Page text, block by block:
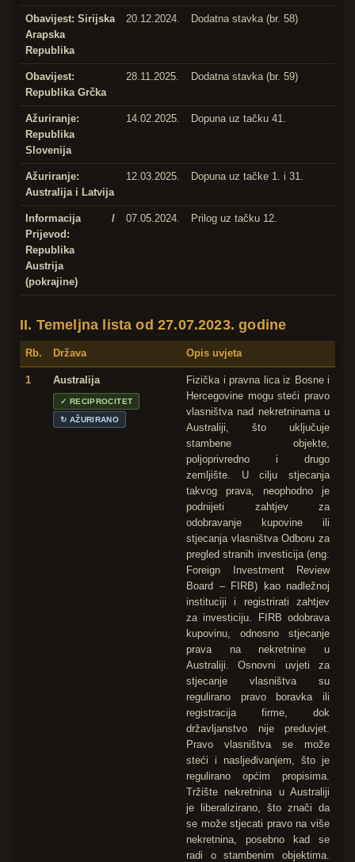
Obavijest: Sirijska
Arapska
Republika
20.12.2024. Dodatna stavka (br. 58)
Obavijest:
Republika Grčka
28.11.2025. Dodatna stavka (br. 59)
Ažuriranje:
Republika
Slovenija
14.02.2025. Dopuna uz tačku 41.
Ažuriranje:
Australija i Latvija
12.03.2025. Dopuna uz tačke 1. i 31.
Informacija /
Prijevod:
Republika
Austrija
(pokrajine)
07.05.2024. Prilog uz tačku 12.
II. Temeljna lista od 27.07.2023. godine
Rb. Država Opis uvjeta
1 Australija
✓ RECIPROCITET
↻ AŽURIRANO
Fizička i pravna lica iz Bosne i
Hercegovine mogu steći pravo
vlasništva nad nekretninama u
Australiji, što uključuje
stambene objekte,
poljoprivredno i drugo
zemljište. U cilju stjecanja
takvog prava, neophodno je
podnijeti zahtjev za
odobravanje kupovine ili
stjecanja vlasništva Odboru za
pregled stranih investicija (eng.
Foreign Investment Review
Board – FIRB) kao nadležnoj
instituciji i registrirati zahtjev
za investiciju. FIRB odobrava
kupovinu, odnosno stjecanje
prava na nekretnine u
Australiji. Osnovni uvjeti za
stjecanje vlasništva su
regulirano pravo boravka ili
registracija firme, dok
državljanstvo nije preduvjet.
Pravo vlasništva se može
steći i nasljeđivanjem, što je
regulirano općim propisima.
Tržište nekretnina u Australiji
je liberalizirano, što znači da
se može stjecati pravo na više
nekretnina, posebno kad se
radi o stambenim objektima.